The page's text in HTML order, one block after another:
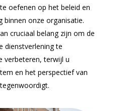
oefenen op het beleid en
binnen onze organisatie.
cruciaal belang zijn om de
dienstverlening te
verbeteren, terwijl u
en het perspectief van